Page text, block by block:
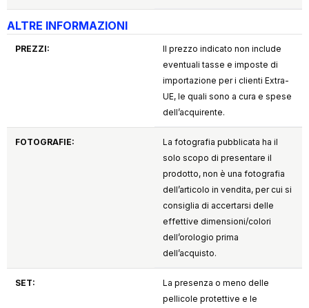
ALTRE INFORMAZIONI
PREZZI:
Il prezzo indicato non include
eventuali tasse e imposte di
importazione per i clienti Extra-
UE, le quali sono a cura e spese
dell’acquirente.
FOTOGRAFIE:
La fotografia pubblicata ha il
solo scopo di presentare il
prodotto, non è una fotografia
dell’articolo in vendita, per cui si
consiglia di accertarsi delle
effettive dimensioni/colori
dell’orologio prima
dell’acquisto.
SET:
La presenza o meno delle
pellicole protettive e le